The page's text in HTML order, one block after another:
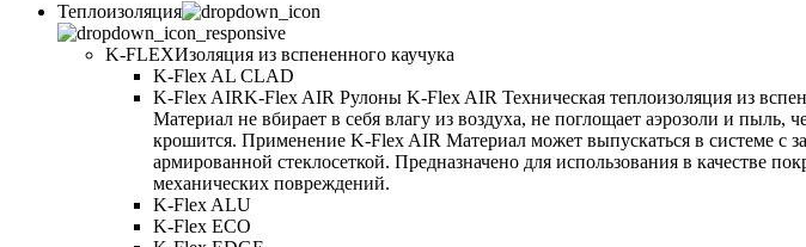
Теплоизоляция
K-FLEXИзоляция из вспененного каучука
K-Flex AL CLAD
K-Flex AIRK-Flex AIR Рулоны K-Flex AIR Техническая теплоизоляция из
Материал не вбирает в себя влагу из воздуха, не поглощает аэрозоли и
крошится. Применение K-Flex AIR Материал может выпускаться в системе
армированной стеклосеткой. Предназначено для использования в качестве
механических повреждений.
K-Flex ALU
K-Flex ECO